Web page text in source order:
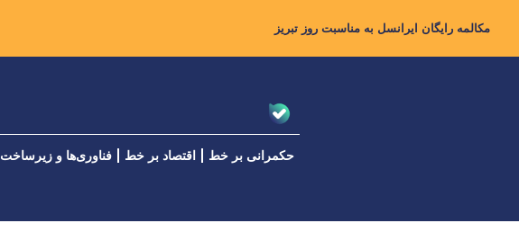
مکالمه رایگان ایرانسل به مناسبت روز تبریز
حکمرانی بر خط اقتصاد بر خط فناوری‌ها و زیرساخت